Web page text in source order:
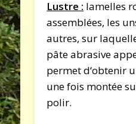
Lustre : lamelles
assemblées, les
autres, sur
pâte abrasive
permet d‘obtenir
une fois montée
polir.